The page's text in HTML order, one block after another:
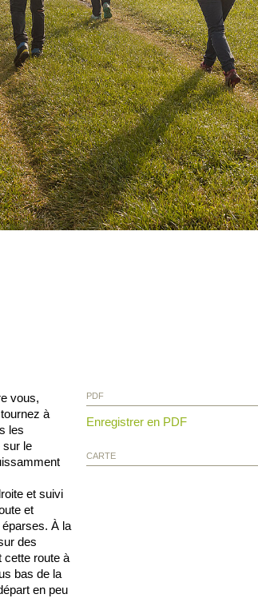
vous,
à
les
sur le
et suivi
et
À la
des
cette route à
bas de la
en peu
PDF
Enregistrer en PDF
CARTE